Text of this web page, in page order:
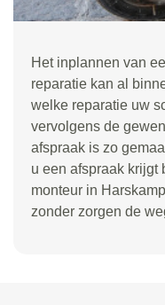
Het inplannen van
reparatie kan al
welke reparatie uw
vervolgens de
afspraak is zo
u een afspraak krijgt
monteur in
zonder zorgen de